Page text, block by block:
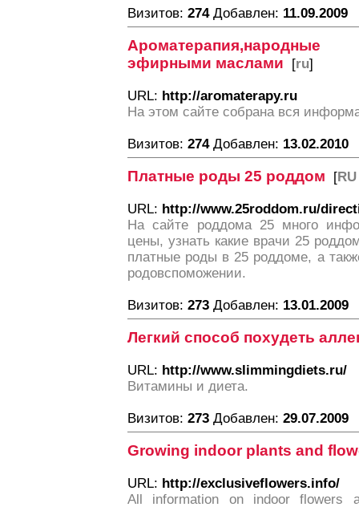
Визитов: 274Добавлен: 11.09.2009
Ароматерапия,народные
эфирными маслами [ru]
URL: http://aromaterapy.ru
На этом сайте собрана вся
Визитов: 274Добавлен: 13.02.2010
Платные роды 25 роддом [
URL: http://www.25roddom.ru/
На сайте роддома 25 много
цены, узнать какие врачи 25
платные роды в 25 роддоме, а
родовспоможении.
Визитов: 273 Добавлен: 13.01.2009
Легкий способ похудеть
URL: http://www.slimmingdiets.ru/
Витамины и диета.
Визитов: 273 Добавлен: 29.07.2009
Growing indoor plants and
URL: http://exclusiveflowers.info/
All information on indoor flowers